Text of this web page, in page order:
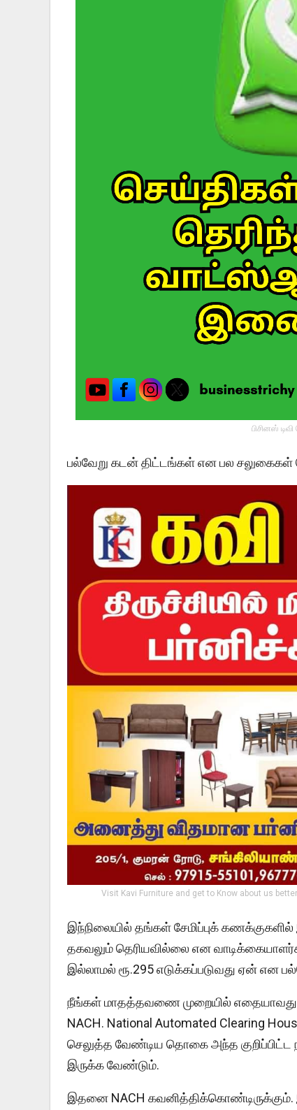
பிசினஸ்
பல்வேறு கடன் திட்டங்கள் என பல சலுகைகள்
Visit Kavi Furniture and get to Know about us
இந்நிலையில் தங்கள் சேமிப்புக் கணக்குகளில்
தகவலும் தெரியவில்லை என
இல்லாமல் ரூ.295 எடுக்கப்படுவது ஏன் என
நீங்கள் மாதத்தவணை முறையில் எதையாவது
NACH. National Automated Clearing
செலுத்த வேண்டிய தொகை அந்த குறிப்பிட்ட
இருக்க வேண்டும்.
இதனை NACH கவனித்திக்கொண்டிருக்கும்.